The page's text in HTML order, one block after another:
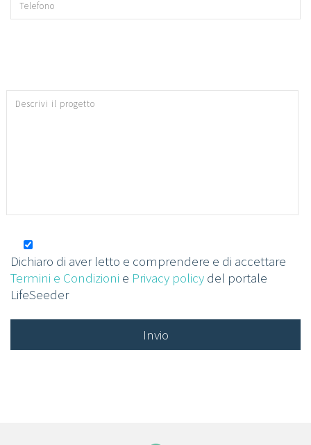
Dichiaro di aver letto e comprendere e di accettare
Termini e Condizioni e Privacy policy del portale
LifeSeeder